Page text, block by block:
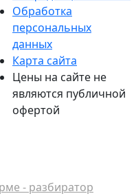
Обработка
персональных
данных
Карта сайта
Цены на сайте не
являются публичной
офертой
- разбиратор